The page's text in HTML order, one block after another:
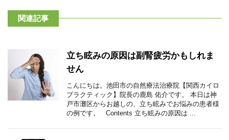
関連記事
立ち眩みの原因は副腎疲労かもしれま
せん
こんにちは。池田市の自然療法治療院【関西カイロ
プラクティック】院長の鹿島 佑介です。 本日は神
戸市灘区からお越しの、立ち眩みでお悩みの患者様
の例です。 Contents 立ち眩みの原因は ...